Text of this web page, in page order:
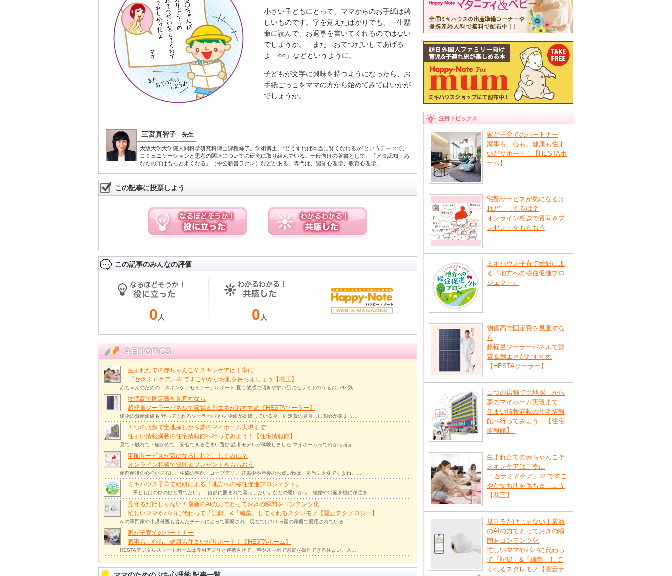
小さい子どもにとって、ママからのお手紙は嬉
しいものです。字を覚えたばかりでも、一生懸
命に読んで、お返事を書いてくれるのではない
でしょうか。「また おてつだいしてあげる
よ ○○」などというように。
子どもが文字に興味を持つようになったら、お
手紙ごっこをママの方から始めてみてはいかが
でしょうか。
三宮真智子 先生
大阪大学大学院人間科学研究科博士課程修了。学術博士。“どうすれば本当に賢くなれるか”というテーマで、
コミュニケーションと思考の関連についての研究に取り組んでいる。一般向けの著書として、『メタ認知：あ
なたの頭はもっとよくなる』（中公新書ラクレ）などがある。専門は、認知心理学、教育心理学。
この記事に投票しよう
この記事のみんなの評価
0 人 0 人
生まれたての赤ちゃんこそスキンケアは丁寧に
「セラミドケア」 ※ですこやかなお肌を保ちましょう【花王】
赤ちゃんのための「スキンケアセミナー」レポート 夏も敏感に傾きやすい肌にセラミドのうるおいを 気…
物価高で固定費を見直すなら
超軽量ソーラーパネルで節電＆創エネがおすすめ【HESTAソーラー】
建物の資産価値も 守ってくれるソーラーパネル 物価が高騰している今、固定費の見直しに関心が集まっ…
１つの店舗で土地探しから夢のマイホーム実現まで
住まい情報満載の住宅情報館へ行ってみよう！【住宅情報館】
見て・触れて・確かめて、安心できる住まい選び 読者モデルが体験しました マイホームって何から考え…
宅配サービスが気になるけれど、しくみは？
オンライン相談で質問＆プレゼントをもらおう
産前産後の心強い味方に、生協の宅配「コープデリ」 妊娠中や産後のお買い物は、本当に大変ですよね。…
ミキハウス子育て総研による『地方への移住促進プロジェクト』
「子どもはのびのびと育てたい」「自然に囲まれて暮らしたい」などの思いから、結婚や出産を機に移住を…
見守るだけじゃない！最新のAIの力でとっておきの瞬間をコンテンツ化
忙しいママやパパに代わって「記録」&「編集」してくれるスグレモノ【雲云テクノロジー】
AIの専門家や小児科医も含んだチームによって開発され、現在では150ヵ国の家庭で愛用されている「…
家が子育てのパートナー
家事も、心も、健康も住まいがサポート！【HESTAホーム】
HESTAデジタルスマートホームは専用アプリと連携させて、声やスマホで家電を操作できる住まい。ス…
注目トピックス
家が子育てのパートナー
家事も、心も、健康も住ま
いがサポート！【HESTAホ
ーム】
宅配サービスが気になるけ
れど、しくみは？
オンライン相談で質問＆プ
レゼントをもらおう
ミキハウス子育て総研によ
る『地方への移住促進プロ
ジェクト』
物価高で固定費を見直すな
ら
超軽量ソーラーパネルで節
電＆創エネがおすすめ
【HESTAソーラー】
１つの店舗で土地探しから
夢のマイホーム実現まで
住まい情報満載の住宅情報
館へ行ってみよう！【住宅
情報館】
生まれたての赤ちゃんこそ
スキンケアは丁寧に
「セラミドケア」 ※ ですこ
やかなお肌を保ちましょう
【花王】
見守るだけじゃない！最新
のAIの力でとっておきの瞬
間をコンテンツ化
忙しいママやパパに代わっ
て「記録」&「編集」して
くれるスグレモノ【雲云テ